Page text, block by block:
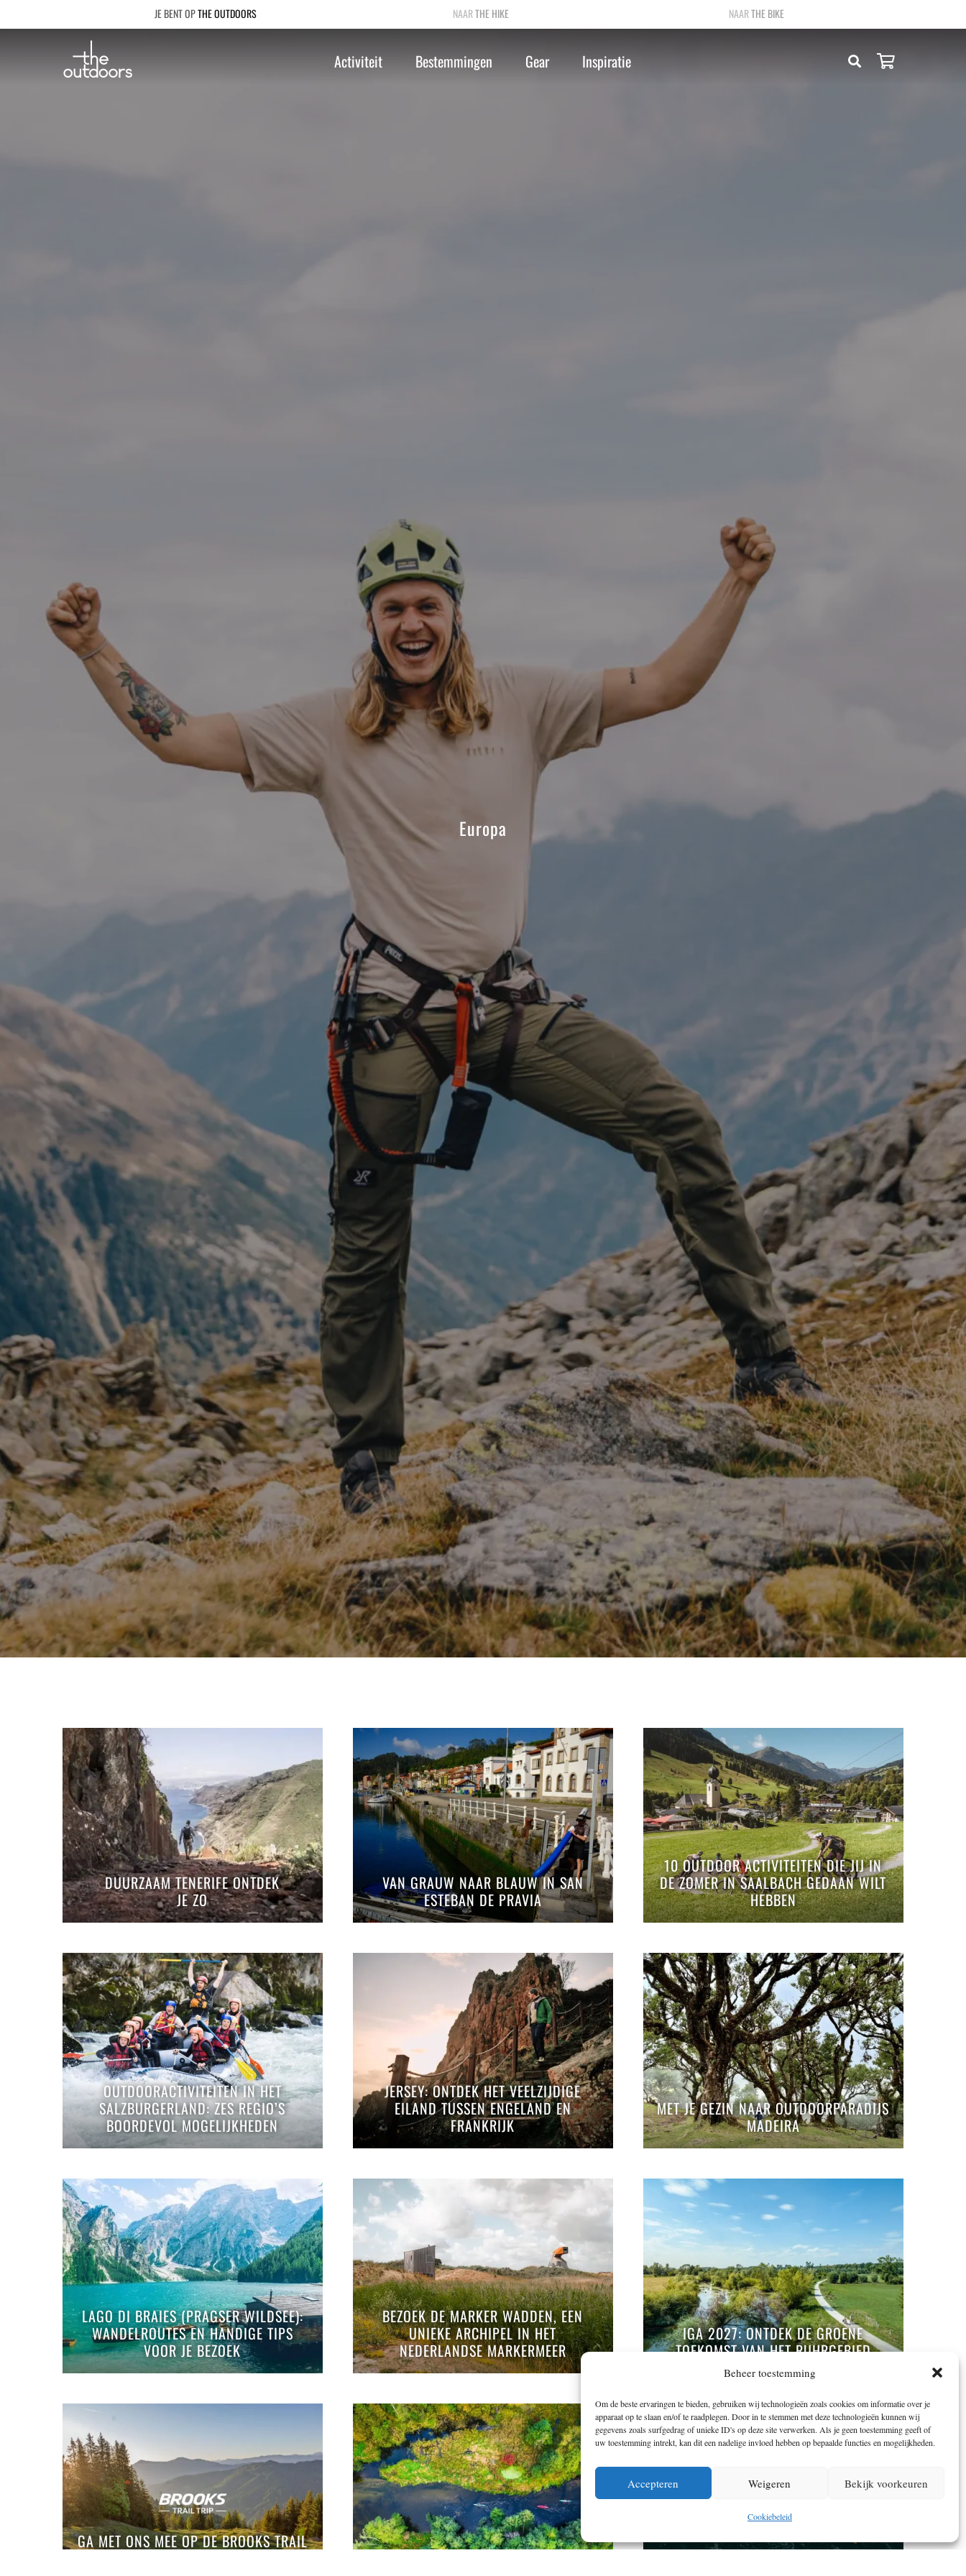
Beheer toestemming
Om de beste ervaringen te bieden, gebruiken wij technologieën zoals cookies om informatie over je
apparaat op te slaan en/of te raadplegen. Door in te stemmen met deze technologieën kunnen wij
gegevens zoals surfgedrag of unieke ID's op deze site verwerken. Als je geen toestemming geeft of
uw toestemming intrekt, kan dit een nadelige invloed hebben op bepaalde functies en mogelijkheden.
Accepteren Weigeren Bekijk voorkeuren
Cookiebeleid
THE OUTDOORS THE HIKE THE BIKE
Activiteit Bestemmingen Gear Inspiratie
Europa
DUURZAAM TENERIFE ONTDEK
JE ZO
VAN GRAUW NAAR BLAUW IN SAN
ESTEBAN DE PRAVIA
10 OUTDOOR ACTIVITEITEN DIE JIJ IN
DE ZOMER IN SAALBACH GEDAAN WILT
HEBBEN
OUTDOORACTIVITEITEN IN HET
SALZBURGERLAND: ZES REGIO’S
BOORDEVOL MOGELIJKHEDEN
JERSEY: ONTDEK HET VEELZIJDIGE
EILAND TUSSEN ENGELAND EN
FRANKRIJK
MET JE GEZIN NAAR OUTDOORPARADIJS
MADEIRA
LAGO DI BRAIES (PRAGSER WILDSEE):
WANDELROUTES EN HANDIGE TIPS
VOOR JE BEZOEK
BEZOEK DE MARKER WADDEN, EEN
UNIEKE ARCHIPEL IN HET
NEDERLANDSE MARKERMEER
IGA 2027: ONTDEK DE GROENE
TOEKOMST VAN HET RUHRGEBIED
GA MET ONS MEE OP DE BROOKS TRAIL